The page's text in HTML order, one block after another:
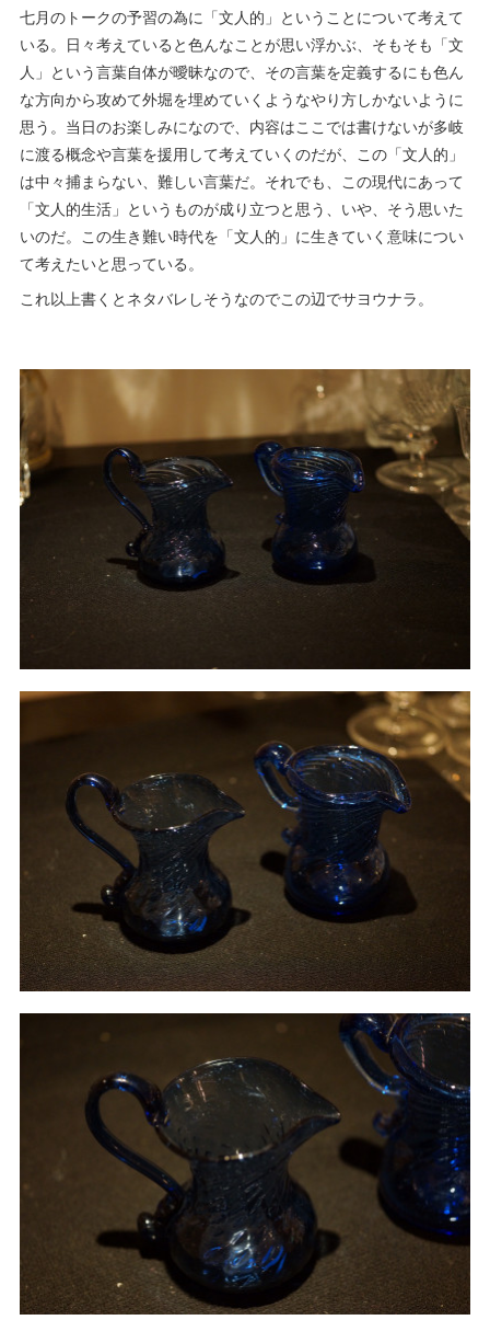
七月のトークの予習の為に「文人的」ということについて考えて
いる。日々考えていると色んなことが思い浮かぶ、そもそも「文
人」という言葉自体が曖昧なので、その言葉を定義するにも色ん
な方向から攻めて外堀を埋めていくようなやり方しかないように
思う。当日のお楽しみになので、内容はここでは書けないが多岐
に渡る概念や言葉を援用して考えていくのだが、この「文人的」
は中々捕まらない、難しい言葉だ。それでも、この現代にあって
「文人的生活」というものが成り立つと思う、いや、そう思いた
いのだ。この生き難い時代を「文人的」に生きていく意味につい
て考えたいと思っている。
これ以上書くとネタバレしそうなのでこの辺でサヨウナラ。